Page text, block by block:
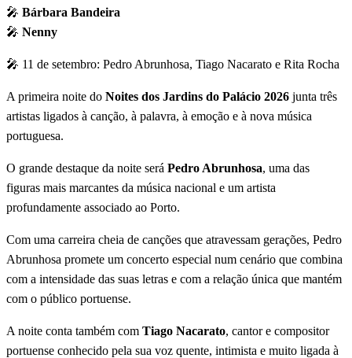
🎤 Bárbara Bandeira
🎤 Nenny
🎤 11 de setembro: Pedro Abrunhosa, Tiago Nacarato e Rita Rocha
A primeira noite do Noites dos Jardins do Palácio 2026 junta três
artistas ligados à canção, à palavra, à emoção e à nova música
portuguesa.
O grande destaque da noite será Pedro Abrunhosa, uma das
figuras mais marcantes da música nacional e um artista
profundamente associado ao Porto.
Com uma carreira cheia de canções que atravessam gerações, Pedro
Abrunhosa promete um concerto especial num cenário que combina
com a intensidade das suas letras e com a relação única que mantém
com o público portuense.
A noite conta também com Tiago Nacarato, cantor e compositor
portuense conhecido pela sua voz quente, intimista e muito ligada à